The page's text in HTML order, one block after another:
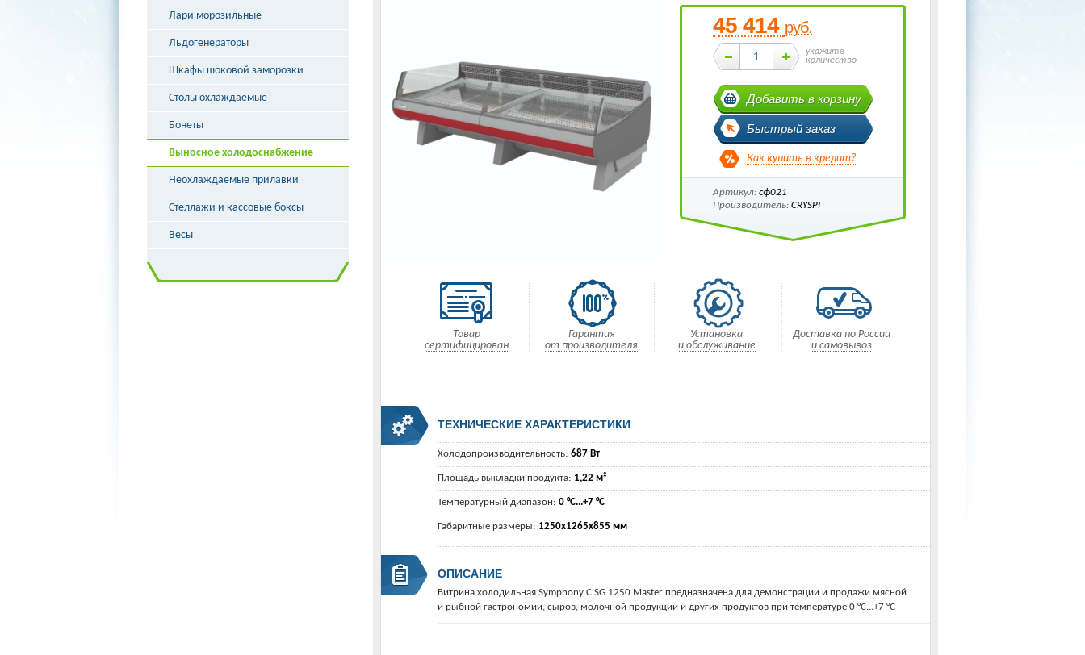
45 414 руб.
укажите
количество
Добавить в корзину
Быстрый заказ
Как купить в кредит?
Артикул: сф021
Производитель: CRYSPI
Товар
сертифицирован
Гарантия
от производителя
Установка
и обслуживание
Доставка по России
и самовывоз
ТЕХНИЧЕСКИЕ ХАРАКТЕРИСТИКИ
Холодопроизводительность: 687 Вт
Площадь выкладки продукта: 1,22 м²
Температурный диапазон: 0 °C...+7 °C
Габаритные размеры: 1250х1265х855 мм
ОПИСАНИЕ
Витрина холодильная Symphony С SG 1250 Master предназначена для демонстрации и продажи мясной
и рыбной гастрономии, сыров, молочной продукции и других продуктов при температуре 0 °C...+7 °C
Лари морозильные
Льдогенераторы
Шкафы шоковой заморозки
Столы охлаждаемые
Бонеты
Выносное холодоснабжение
Неохлаждаемые прилавки
Стеллажи и кассовые боксы
Весы